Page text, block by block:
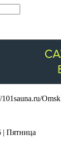
Omsk
| Пятница